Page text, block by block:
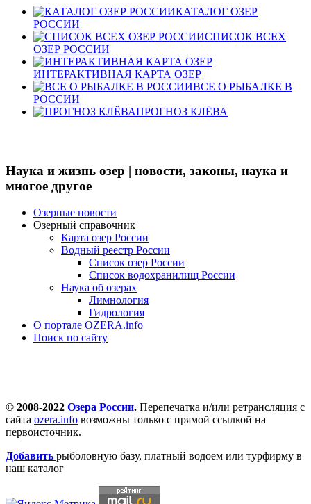
КАТАЛОГ ОЗЕР
РОССИИ
СПИСОК ВСЕХ
ОЗЕР РОССИИ
ИНТЕРАКТИВНАЯ КАРТА ОЗЕР
ВСЕ О РЫБАЛКЕ В
РОССИИ
ПРОГНОЗ КЛЁВА
Наука и жизнь озер | новости, законы, наука и
многое другое
Озерные новости
Озерный справочник
Карта озер России
Водный реестр России
Список озер России
Список водохранилищ России
Наука об озерах
Лимнология
Гидрология
О портале OZERA.info
Поиск по сайту
© 2008-2022 Озера России. Перепечатка и/или ретрансляция с
сайта ozera.info возможны только с прямой ссылкой на
первоисточник.
Добавить рыболовную базу, платный водоем или турфирму в
наш каталог